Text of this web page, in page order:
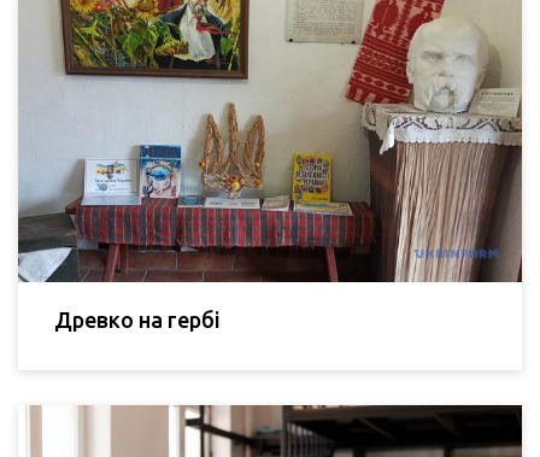
Древко на гербі